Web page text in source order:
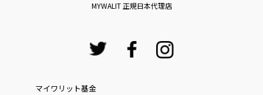
MYWALIT 正規日本代理店
マイワリット基金